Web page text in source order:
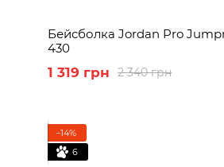
Бейсболка Jordan Pro
430
2 340 грн
1 319 грн
−14%
6